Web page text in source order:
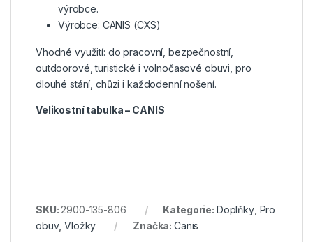
výrobce.
Výrobce: CANIS (CXS)
Vhodné využití: do pracovní, bezpečnostní,
outdoorové, turistické i volnočasové obuvi, pro
dlouhé stání, chůzi i každodenní nošení.
Velikostní tabulka – CANIS
SKU: 2900-135-806 Kategorie: Doplňky, Pro
obuv,Vložky Značka: Canis